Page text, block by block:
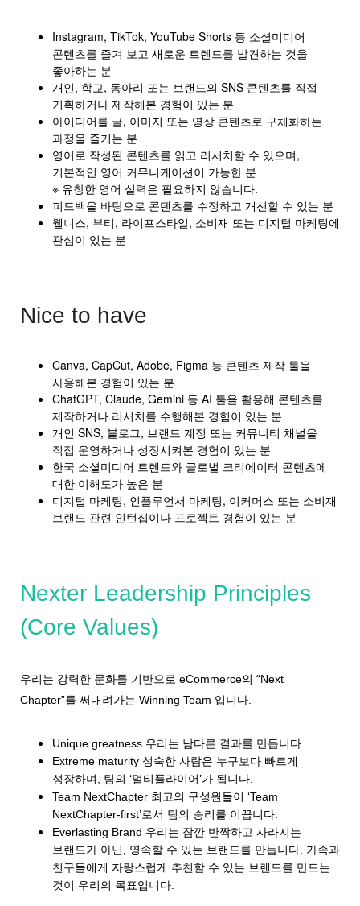
Instagram, TikTok, YouTube Shorts 등 소셜미디어
콘텐츠를 즐겨 보고 새로운 트렌드를 발견하는 것을
좋아하는 분
개인, 학교, 동아리 또는 브랜드의 SNS 콘텐츠를 직접
기획하거나 제작해본 경험이 있는 분
아이디어를 글, 이미지 또는 영상 콘텐츠로 구체화하는
과정을 즐기는 분
영어로 작성된 콘텐츠를 읽고 리서치할 수 있으며,
기본적인 영어 커뮤니케이션이 가능한 분
※ 유창한 영어 실력은 필요하지 않습니다.
피드백을 바탕으로 콘텐츠를 수정하고 개선할 수 있는 분
웰니스, 뷰티, 라이프스타일, 소비재 또는 디지털 마케팅에
관심이 있는 분
Nice to have
Canva, CapCut, Adobe, Figma 등 콘텐츠 제작 툴을
사용해본 경험이 있는 분
ChatGPT, Claude, Gemini 등 AI 툴을 활용해 콘텐츠를
제작하거나 리서치를 수행해본 경험이 있는 분
개인 SNS, 블로그, 브랜드 계정 또는 커뮤니티 채널을
직접 운영하거나 성장시켜본 경험이 있는 분
한국 소셜미디어 트렌드와 글로벌 크리에이터 콘텐츠에
대한 이해도가 높은 분
디지털 마케팅, 인플루언서 마케팅, 이커머스 또는 소비재
브랜드 관련 인턴십이나 프로젝트 경험이 있는 분
Nexter Leadership Principles
(Core Values)
우리는 강력한 문화를 기반으로 eCommerce의 “Next
Chapter”를 써내려가는 Winning Team 입니다.
Unique greatness 우리는 남다른 결과를 만듭니다.
Extreme maturity 성숙한 사람은 누구보다 빠르게
성장하며, 팀의 ‘멀티플라이어’가 됩니다.
Team NextChapter 최고의 구성원들이 ‘Team
NextChapter-first’로서 팀의 승리를 이끕니다.
Everlasting Brand 우리는 잠깐 반짝하고 사라지는
브랜드가 아닌, 영속할 수 있는 브랜드를 만듭니다. 가족과
친구들에게 자랑스럽게 추천할 수 있는 브랜드를 만드는
것이 우리의 목표입니다.